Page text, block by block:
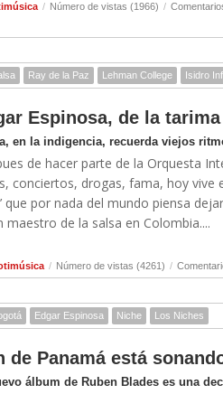
/ Número de vistas (1966) /
Ray de la Paz Lehman College Isidro
Espinosa, de la
en la indigencia, recuerda viejos
de hacer parte de la Orquesta
conciertos, drogas, fama, hoy vive
que por nada del mundo piensa
maestro de la salsa en Colombia....
/ Número de vistas (4261) /
Edgar Espinosa Niche Los Niches
de Panamá está
álbum de Ruben Blades es una